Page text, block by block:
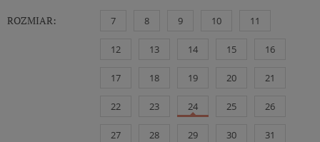
ROZMIAR: 7 8 9 10 11
12 13 14 15 16
17 18 19 20 21
22 23 24 25 26
27 28 29 30 31